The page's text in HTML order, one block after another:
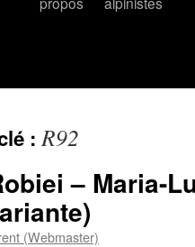
:R92
– Maria-
(Webmaster)